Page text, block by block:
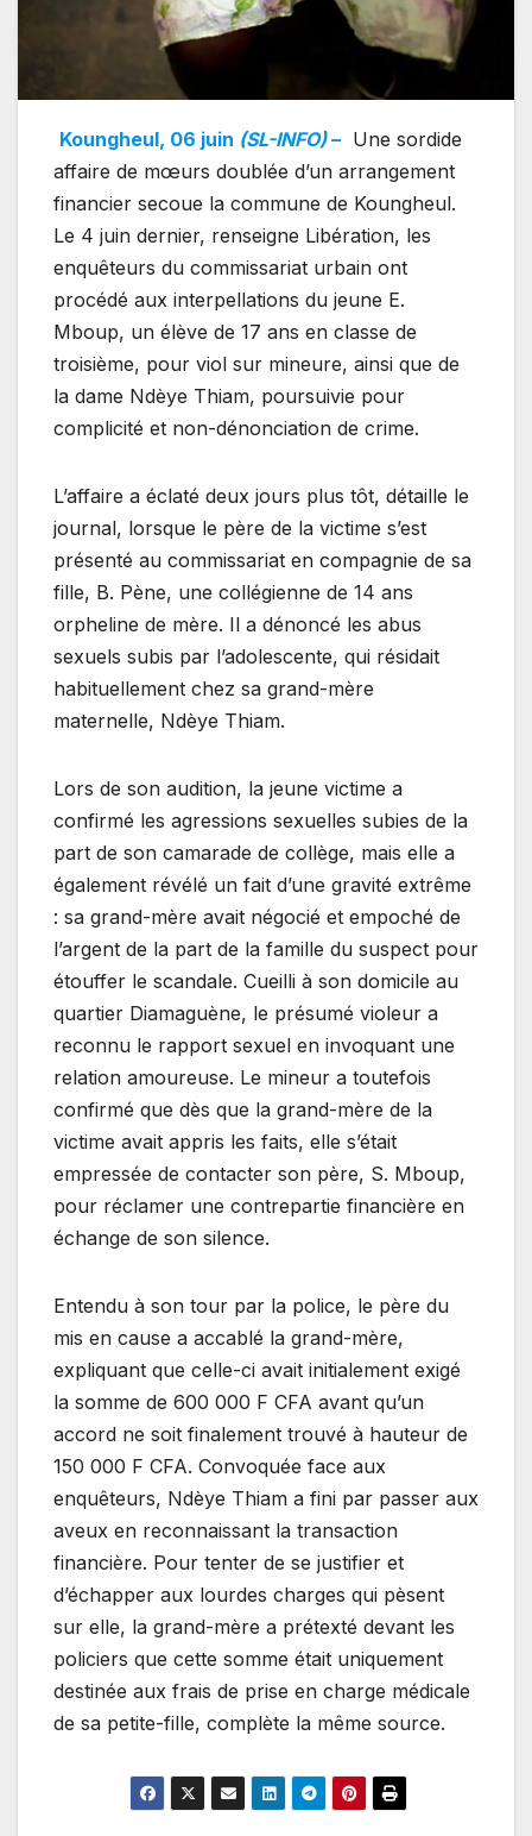
Koungheul, 06 juin (SL-INFO)– Une sordide
affaire de mœurs doublée d’un arrangement
financier secoue la commune de Koungheul.
Le 4 juin dernier, renseigne Libération, les
enquêteurs du commissariat urbain ont
procédé aux interpellations du jeune E.
Mboup, un élève de 17 ans en classe de
troisième, pour viol sur mineure, ainsi que de
la dame Ndèye Thiam, poursuivie pour
complicité et non-dénonciation de crime.
L’affaire a éclaté deux jours plus tôt, détaille le
journal, lorsque le père de la victime s’est
présenté au commissariat en compagnie de sa
fille, B. Pène, une collégienne de 14 ans
orpheline de mère. Il a dénoncé les abus
sexuels subis par l’adolescente, qui résidait
habituellement chez sa grand-mère
maternelle, Ndèye Thiam.
Lors de son audition, la jeune victime a
confirmé les agressions sexuelles subies de la
part de son camarade de collège, mais elle a
également révélé un fait d’une gravité extrême
: sa grand-mère avait négocié et empoché de
l’argent de la part de la famille du suspect pour
étouffer le scandale. Cueilli à son domicile au
quartier Diamaguène, le présumé violeur a
reconnu le rapport sexuel en invoquant une
relation amoureuse. Le mineur a toutefois
confirmé que dès que la grand-mère de la
victime avait appris les faits, elle s’était
empressée de contacter son père, S. Mboup,
pour réclamer une contrepartie financière en
échange de son silence.
Entendu à son tour par la police, le père du
mis en cause a accablé la grand-mère,
expliquant que celle-ci avait initialement exigé
la somme de 600 000 F CFA avant qu’un
accord ne soit finalement trouvé à hauteur de
150 000 F CFA. Convoquée face aux
enquêteurs, Ndèye Thiam a fini par passer aux
aveux en reconnaissant la transaction
financière. Pour tenter de se justifier et
d’échapper aux lourdes charges qui pèsent
sur elle, la grand-mère a prétexté devant les
policiers que cette somme était uniquement
destinée aux frais de prise en charge médicale
de sa petite-fille, complète la même source.